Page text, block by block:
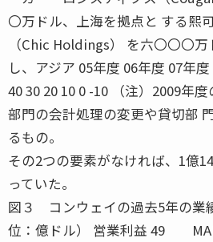
〇万ドル、上海を拠点と する熙
（Chic Holdings） を六〇〇〇
し、アジア 05年度 06年度 07年
40 30 20 10 0 -10 （注）2009年
部門の会計処理の変更や貸切部
るもの。
その2つの要素がなければ、1億
っていた。
図３ コンウェイの過去5年の業
位：億ドル） 営業利益 49